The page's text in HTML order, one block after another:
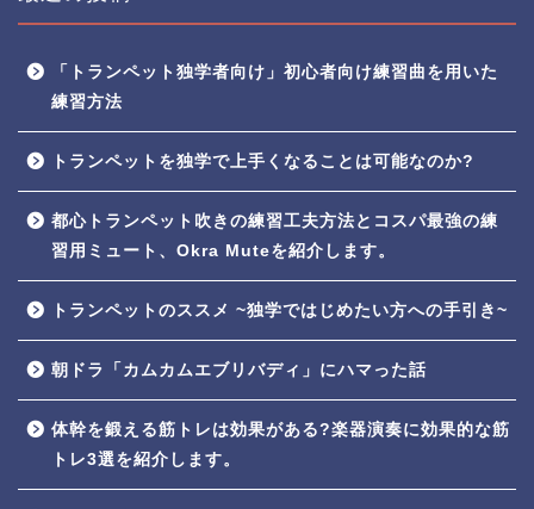
「トランペット独学者向け」初心者向け練習曲を用いた
練習方法
トランペットを独学で上手くなることは可能なのか?
都心トランペット吹きの練習工夫方法とコスパ最強の練
習用ミュート、Okra Muteを紹介します。
トランペットのススメ ~独学ではじめたい方への手引き~
朝ドラ「カムカムエブリバディ」にハマった話
体幹を鍛える筋トレは効果がある?楽器演奏に効果的な筋
トレ3選を紹介します。